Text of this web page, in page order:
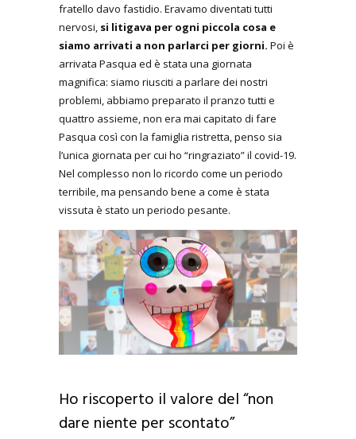
fratello davo fastidio. Eravamo diventati tutti
nervosi, si litigava per ogni piccola cosa e
siamo arrivati a non parlarci per giorni. Poi è
arrivata Pasqua ed è stata una giornata
magnifica: siamo riusciti a parlare dei nostri
problemi, abbiamo preparato il pranzo tutti e
quattro assieme, non era mai capitato di fare
Pasqua così con la famiglia ristretta, penso sia
l’unica giornata per cui ho “ringraziato” il covid-19.
Nel complesso non lo ricordo come un periodo
terribile, ma pensando bene a come è stata
vissuta è stato un periodo pesante.
Ho riscoperto il valore del “non
dare niente per scontato”